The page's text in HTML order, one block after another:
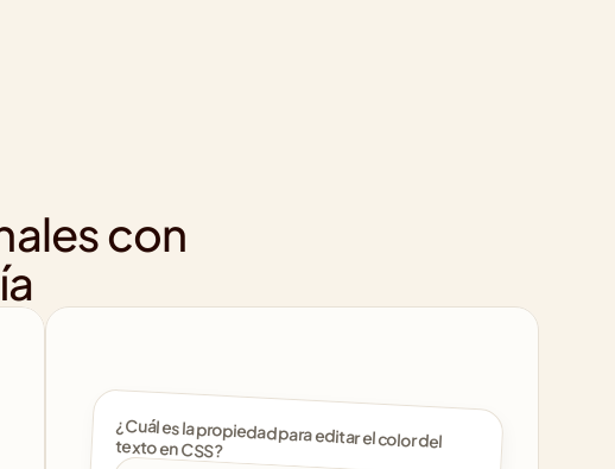
con
texto en CSS?